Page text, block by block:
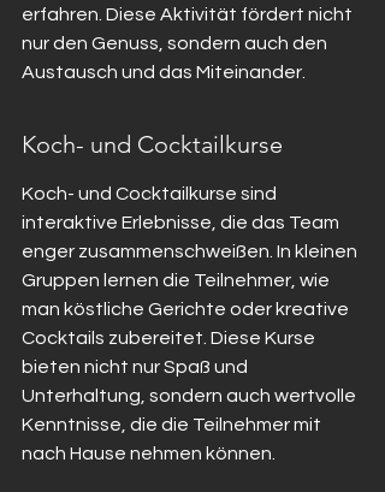
erfahren. Diese Aktivität fördert nicht
nur den Genuss, sondern auch den
Austausch und das Miteinander.
Koch- und Cocktailkurse
Koch- und Cocktailkurse sind
interaktive Erlebnisse, die das Team
enger zusammenschweißen. In kleinen
Gruppen lernen die Teilnehmer, wie
man köstliche Gerichte oder kreative
Cocktails zubereitet. Diese Kurse
bieten nicht nur Spaß und
Unterhaltung, sondern auch wertvolle
Kenntnisse, die die Teilnehmer mit
nach Hause nehmen können.